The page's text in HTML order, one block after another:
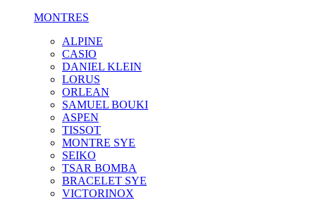
MONTRES
ALPINE
CASIO
DANIEL KLEIN
LORUS
ORLEAN
SAMUEL BOUKI
ASPEN
TISSOT
MONTRE SYE
SEIKO
TSAR BOMBA
BRACELET SYE
VICTORINOX